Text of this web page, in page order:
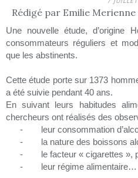
Rédigé par Emilie
Une nouvelle étude, d’origine
consommateurs réguliers et
que les abstinents.
Cette étude porte sur 1373
a été suivie pendant 40 ans.
En suivant leurs habitudes
chercheurs ont réalisés des
-
leur consommation
-
la nature des boissons
-
le facteur « cigarettes »,
-
leur régime alimentaire…